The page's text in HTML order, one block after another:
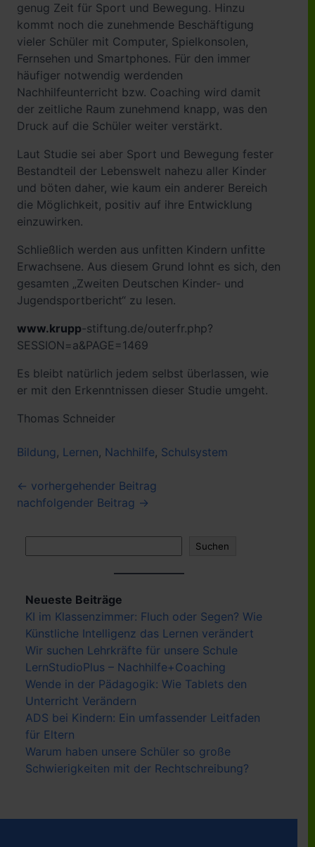
genug Zeit für Sport und Bewegung. Hinzu
kommt noch die zunehmende Beschäftigung
vieler Schüler mit Computer, Spielkonsolen,
Fernsehen und Smartphones. Für den immer
häufiger notwendig werdenden
Nachhilfeunterricht bzw. Coaching wird damit
der zeitliche Raum zunehmend knapp, was den
Druck auf die Schüler weiter verstärkt.
Laut Studie sei aber Sport und Bewegung fester
Bestandteil der Lebenswelt nahezu aller Kinder
und böten daher, wie kaum ein anderer Bereich
die Möglichkeit, positiv auf ihre Entwicklung
einzuwirken.
Schließlich werden aus unfitten Kindern unfitte
Erwachsene. Aus diesem Grund lohnt es sich, den
gesamten „Zweiten Deutschen Kinder- und
Jugendsportbericht“ zu lesen.
www.krupp-stiftung.de/outerfr.php?
SESSION=a&PAGE=1469
Es bleibt natürlich jedem selbst überlassen, wie
er mit den Erkenntnissen dieser Studie umgeht.
Thomas Schneider
Bildung, Lernen, Nachhilfe, Schulsystem
Beitragsnavigation
← vorhergehender Beitrag
nachfolgender Beitrag →
Suchen
Neueste Beiträge
KI im Klassenzimmer: Fluch oder Segen? Wie
Künstliche Intelligenz das Lernen verändert
Wir suchen Lehrkräfte für unsere Schule
LernStudioPlus – Nachhilfe+Coaching
Wende in der Pädagogik: Wie Tablets den
Unterricht Verändern
ADS bei Kindern: Ein umfassender Leitfaden
für Eltern
Warum haben unsere Schüler so große
Schwierigkeiten mit der Rechtschreibung?